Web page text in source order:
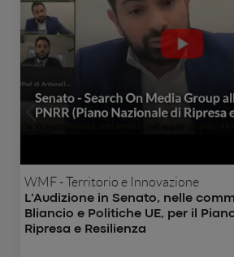
WMF - Territorio e Innovazione
L'Audizione in Senato, nelle
Bliancio e Politiche UE, per il
Ripresa e Resilienza